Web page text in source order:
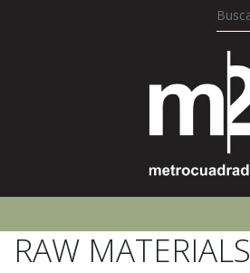
RAW MATERIALS